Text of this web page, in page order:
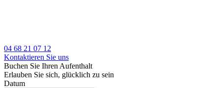
04 68 21 07 12
Kontaktieren Sie uns
Buchen Sie Ihren Aufenthalt
Erlauben Sie sich, glücklich zu sein
Datum